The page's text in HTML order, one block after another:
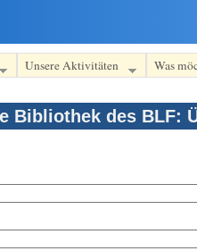
Unsere Aktivitäten Was
Bibliothek des BLF: